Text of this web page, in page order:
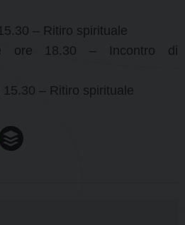
– Ritiro spirituale
ore 18.30 – Incontro di
– Ritiro spirituale